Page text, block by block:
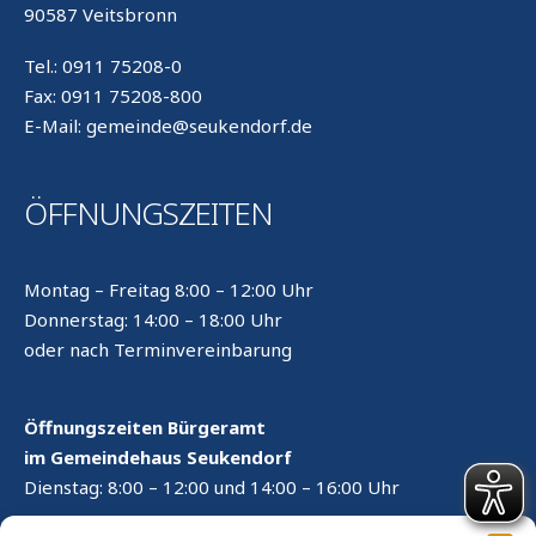
90587 Veitsbronn
Tel.: 0911 75208-0
Fax: 0911 75208-800
E-Mail: gemeinde@seukendorf.de
ÖFFNUNGSZEITEN
Montag – Freitag 8:00 – 12:00 Uhr
Donnerstag: 14:00 – 18:00 Uhr
oder nach Terminvereinbarung
Öffnungszeiten Bürgeramt
im Gemeindehaus Seukendorf
Dienstag: 8:00 – 12:00 und 14:00 – 16:00 Uhr
RECHTLICHES